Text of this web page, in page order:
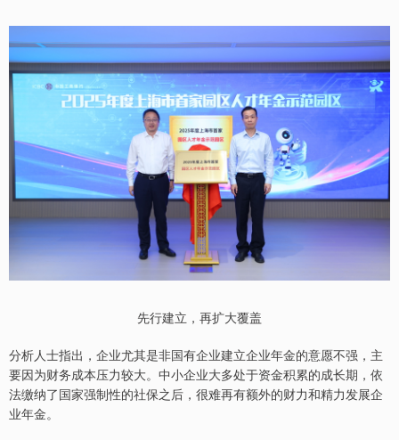
先行建立，再扩大覆盖
分析人士指出，企业尤其是非国有企业建立企业年金的意愿不强，主
要因为财务成本压力较大。中小企业大多处于资金积累的成长期，依
法缴纳了国家强制性的社保之后，很难再有额外的财力和精力发展企
业年金。